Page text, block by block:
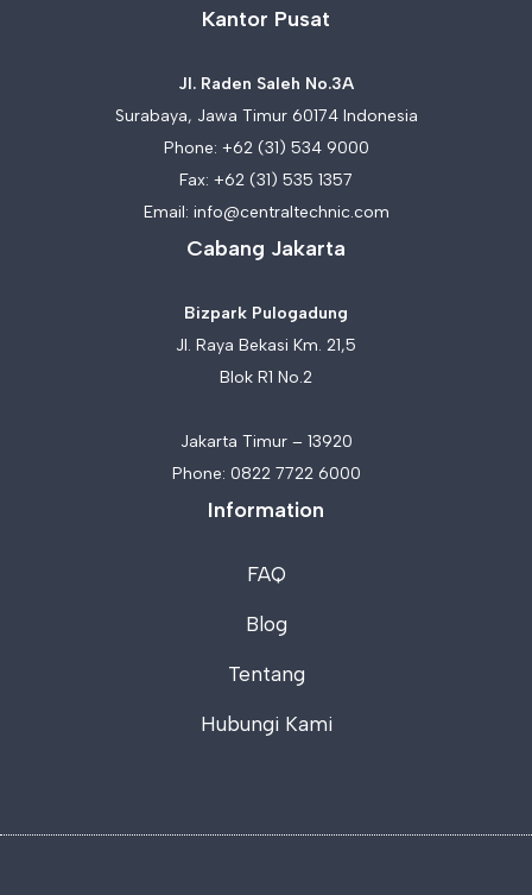
Kantor Pusat
Jl. Raden Saleh No.3A
Surabaya, Jawa Timur 60174 Indonesia
Phone: +62 (31) 534 9000
Fax: +62 (31) 535 1357
Email: info@centraltechnic.com
Cabang Jakarta
Bizpark Pulogadung
Jl. Raya Bekasi Km. 21,5
Blok R1 No.2
Jakarta Timur – 13920
Phone: 0822 7722 6000
Information
FAQ
Blog
Tentang
Hubungi Kami